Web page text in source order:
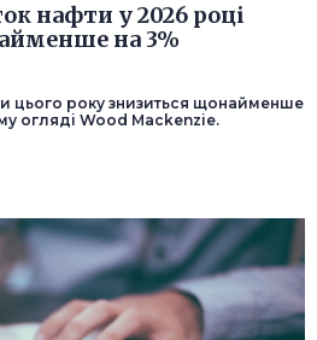
нафти у 2026 році
на 3%
цього року знизиться щонайменше
огляді Wood Mackenzie.